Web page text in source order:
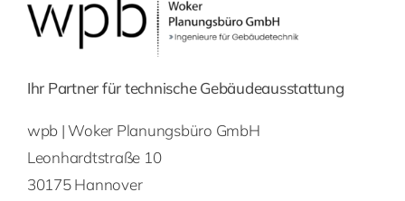
Ihr Partner für technische Gebäudeausstattung
wpb | Woker Planungsbüro GmbH
Leonhardtstraße 10
30175 Hannover